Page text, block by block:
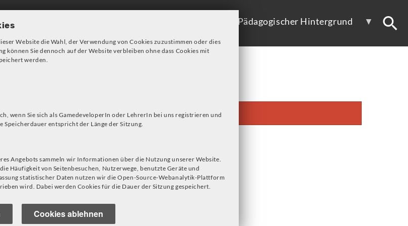
Pädagogischer Hintergrund
Website die Wahl, der Verwendung von Cookies zuzustimmen oder dies
können Sie dennoch auf der Website verbleiben ohne dass Cookies mit
werden.
wenn Sie sich als GamedeveloperIn oder LehrerIn bei uns registrieren und
Speicherdauer entspricht der Länge der Sitzung.
Angebots sammeln wir Informationen über die Nutzung unserer Website.
Häufigkeit von Seitenbesuchen, Nutzerwege, benutzte Geräte und
statistischer Daten nutzen wir die Open-Source-Webanalytik-Plattform
wird. Dabei werden Cookies für die Dauer der Sitzung gespeichert.
Cookies ablehnen